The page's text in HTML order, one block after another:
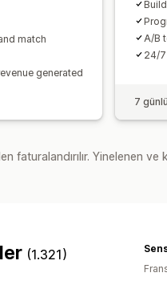
match
generated
A/B
24/
7
faturalandırılır. Yinelenen ve
(1.321)